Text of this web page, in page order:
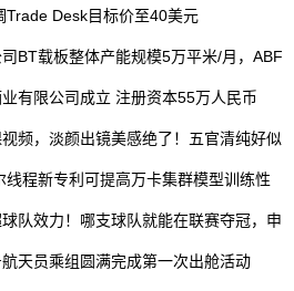
Trade Desk目标价至40美元
BT载板整体产能规模5万平米/月，ABF
有限公司成立 注册资本55万人民币
频，淡颜出镜美感绝了！五官清纯好似
线程新专利可提高万卡集群模型训练性
队效力！哪支球队就能在联赛夺冠，申
天员乘组圆满完成第一次出舱活动